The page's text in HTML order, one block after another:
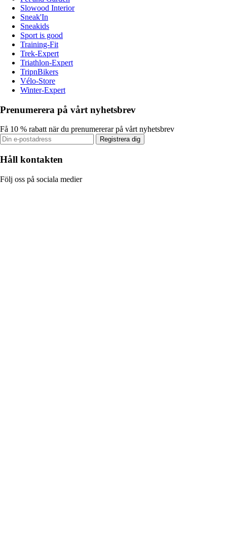
Slowood Interior
Sneak'In
Sneakids
Sport is good
Training-Fit
Trek-Expert
Triathlon-Expert
TripnBikers
Vélo-Store
Winter-Expert
Prenumerera på vårt nyhetsbrev
Få 10 % rabatt när du prenumererar på vårt nyhetsbrev
Registrera dig
Håll kontakten
Följ oss på sociala medier